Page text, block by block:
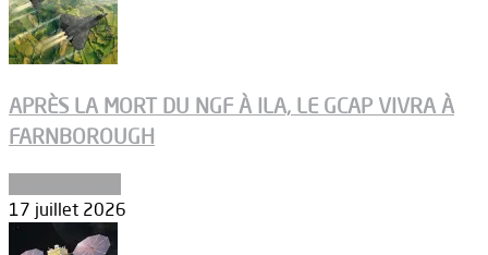
APRÈS LA MORT DU NGF À ILA, LE GCAP VIVRA À
FARNBOROUGH
17 juillet 2026